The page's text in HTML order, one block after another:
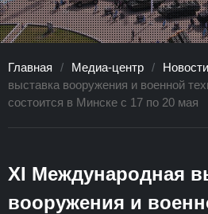
Главная / Медиа-центр / Новости
выставка вооружения и военной
состоится в Минске с 17 по 20 мая
ХI Международная
вооружения и